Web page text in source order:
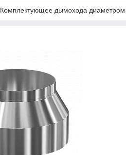
Комплектующее дымохода диаметром